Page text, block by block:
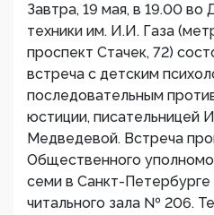
Завтра, 19 мая, в 19.00 во
техники им. И.И. Газа
проспект Стачек, 72)
встреча с детским
последовательным
юстиции, писательницей
Медведевой. Встреча
Общественного
семи в Санкт-
читального зала № 206.